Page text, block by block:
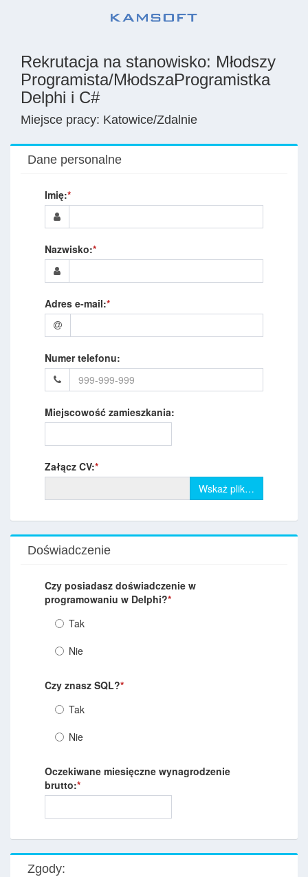
Rekrutacja na stanowisko: Młodszy
Programista/MłodszaProgramistka
Delphi i C#
Miejsce pracy: Katowice/Zdalnie
Dane personalne
Imię:*
Nazwisko:*
Adres e-mail:*
Numer telefonu:
Miejscowość zamieszkania:
Załącz CV:*
Wskaż plik…
Doświadczenie
Czy posiadasz doświadczenie w
programowaniu w Delphi?*
Tak
Nie
Czy znasz SQL?*
Tak
Nie
Oczekiwane miesięczne wynagrodzenie
brutto:*
Zgody: